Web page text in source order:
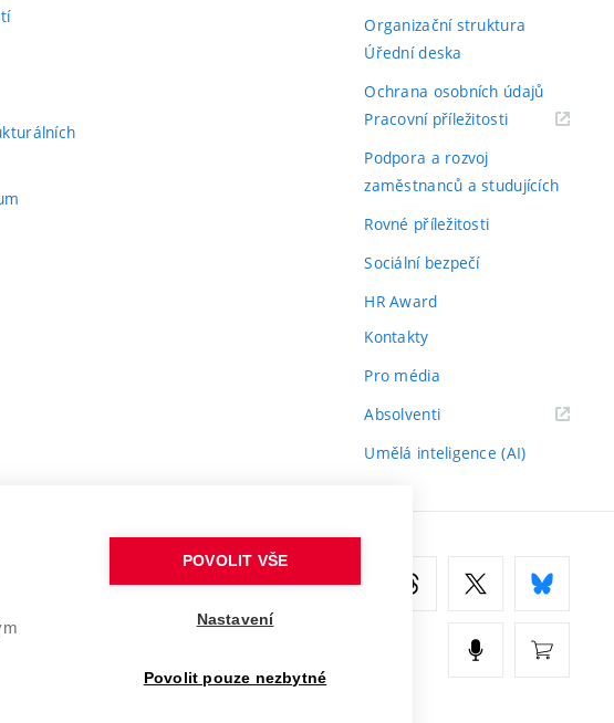
Organizační struktura
Úřední deska
Ochrana osobních údajů
Pracovní příležitosti(externí
Podpora a rozvoj
zaměstnanců a studujících
Rovné příležitosti
Sociální bezpečí
HR Award
Kontakty
Pro média
Absolventi(externí
Umělá inteligence (AI)
POVOLIT VŠE
Nastavení
Povolit pouze nezbytné